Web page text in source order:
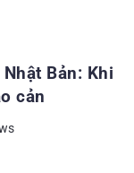
Bản: Khi
cản